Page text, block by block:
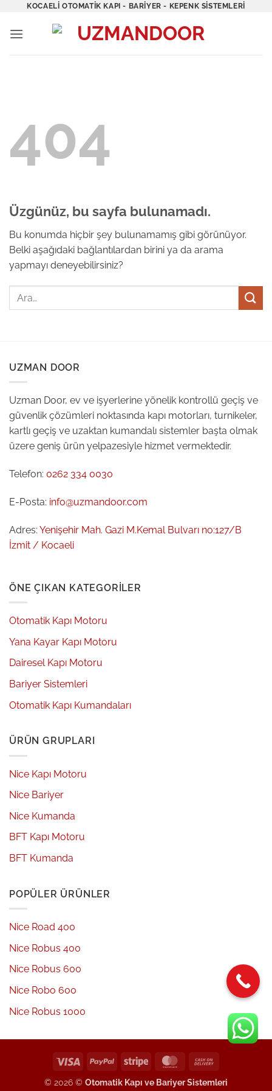
İçeriğeKOCAELI OTOMATIK KAPI - BARIYER - KEPENK SISTEMLERI
404
Üzgünüz, bu sayfa bulunamadı.
Bu konumda hiçbir şey bulunamamış gibi görünüyor.
Belki aşağıdaki bağlantılardan birini ya da arama
yapmayı deneyebilirsiniz?
UZMAN DOOR
Uzman Door, ev ve işyerlerine yönelik kontrollü geçiş ve
güvenlik çözümleri noktasında kapı motorları, turnikeler,
kartlı geçiş ve uzaktan kumandalı sistemler başta olmak
üzere geniş ürün yelpazesiyle hizmet vermektedir.
Telefon: 0262 334 0030
E-Posta: info@uzmandoor.com
Adres: Yenişehir Mah. Gazi M.Kemal Bulvarı no:127/B
İzmit / Kocaeli
ÖNE ÇIKAN KATEGORILER
Otomatik Kapı Motoru
Yana Kayar Kapı Motoru
Dairesel Kapı Motoru
Bariyer Sistemleri
Otomatik Kapı Kumandaları
ÜRÜN GRUPLARI
Nice Kapı Motoru
Nice Bariyer
Nice Kumanda
BFT Kapı Motoru
BFT Kumanda
POPÜLER ÜRÜNLER
Nice Road 400
Nice Robus 400
Nice Robus 600
Nice Robo 600
Nice Robus 1000
Visa PayPal Stripe MasterCard
Delivery
© 2026 © Otomatik Kapı ve Bariyer Sistemleri